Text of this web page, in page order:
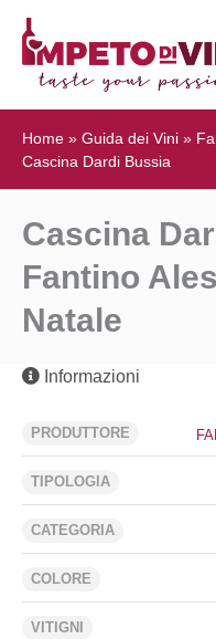
Home » Guida dei Vini »
Cascina Dardi Bussia
Cascina
Fantino
Natale
Informazioni
PRODUTTORE
TIPOLOGIA
CATEGORIA
COLORE
VITIGNI